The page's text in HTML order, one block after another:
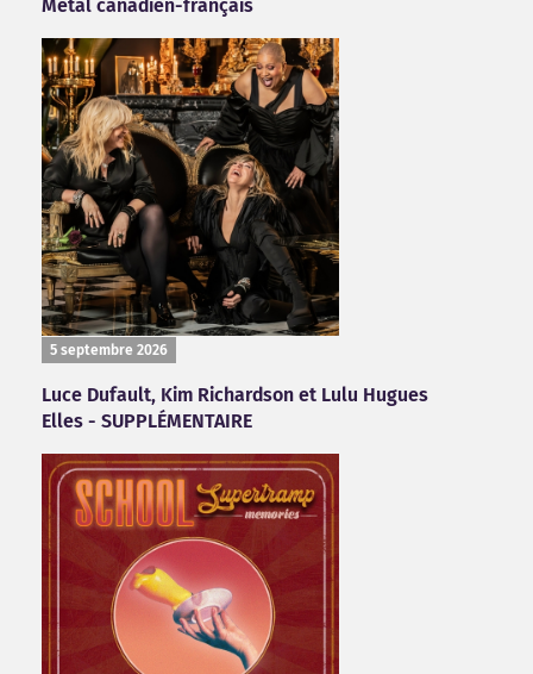
Métal canadien-français
5 septembre 2026
Luce Dufault, Kim Richardson et Lulu Hugues
Elles - SUPPLÉMENTAIRE